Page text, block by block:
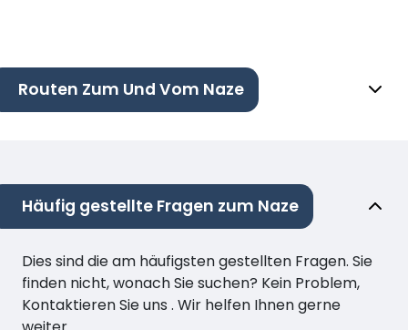
Routen Zum Und Vom Naze
Häufig gestellte Fragen zum Naze
Dies sind die am häufigsten gestellten Fragen. Sie
finden nicht, wonach Sie suchen? Kein Problem,
Kontaktieren Sie uns . Wir helfen Ihnen gerne